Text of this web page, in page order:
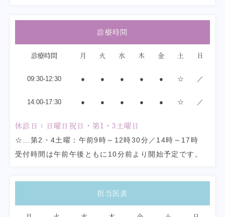
診療時間
診療時間 月 火 水 木 金 土 日
09:30-12:30 ● ● ● ● ● ☆ ／
14:00-17:30 ● ● ● ● ● ☆ ／
休診日：日曜日祝日・第1・3土曜日
☆…第2・4土曜：午前9時～12時30分／14時～17時
受付時間は午前午後ともに10分前より開始予定です。
担当医表